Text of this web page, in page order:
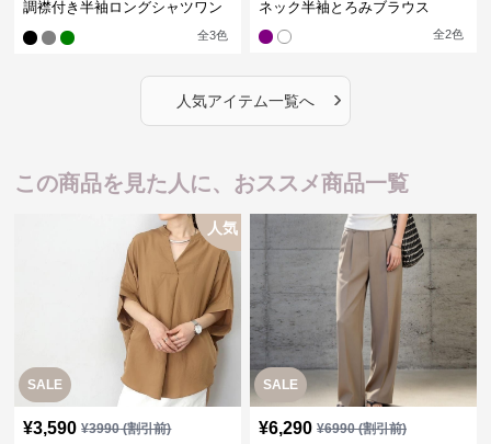
調襟付き半袖ロングシャツワン
全3色
ネック半袖とろみブラウス
全2色
人気アイテム一覧へ ›
この商品を見た人に、おススメ商品一覧
SALE
人気
¥3,590 ¥3990(割引前)
SALE
¥6,290 ¥6990(割引前)